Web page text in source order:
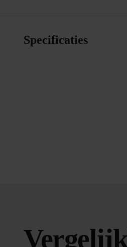
Specificaties